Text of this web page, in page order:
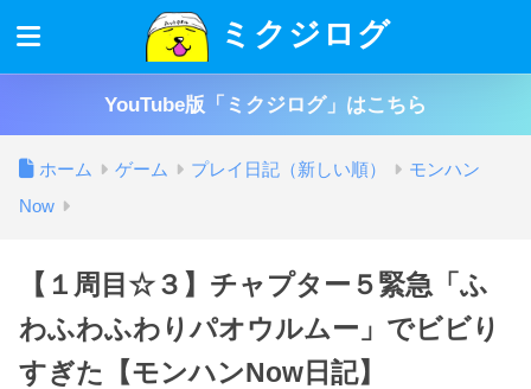
ミクジログ
YouTube版「ミクジログ」はこちら
ホーム ゲーム プレイ日記（新しい順）
モンハン
Now
【１周目☆３】チャプター５緊急「ふ
わふわふわりパオウルムー」でビビり
すぎた【モンハンNow日記】